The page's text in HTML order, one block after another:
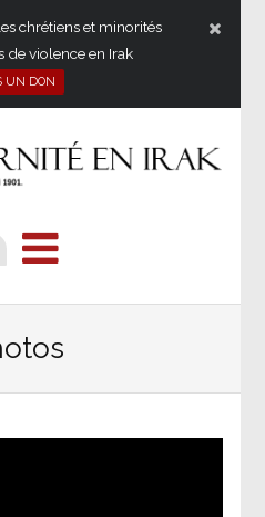
chrétiens et minorités
de violence en Irak
UN DON